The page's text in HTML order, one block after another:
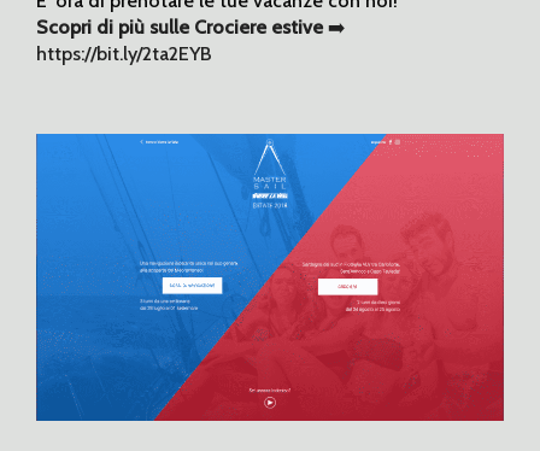
Scopri di più sulle Crociere estive➡️
https://bit.ly/2ta2EYB